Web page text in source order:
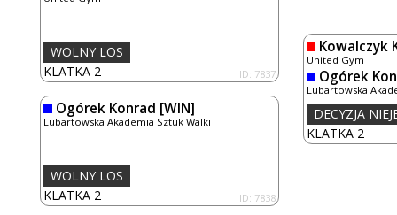
KLATKA 2 ID: 7837
WOLNY LOS
Ogórek Konrad [WIN]
Lubartowska Akademia Sztuk Walki
KLATKA 2 ID: 7838
WOLNY LOS
Kowalczyk
United Gym
Ogórek
Lubartowska
KLATKA 2
DECYZJA